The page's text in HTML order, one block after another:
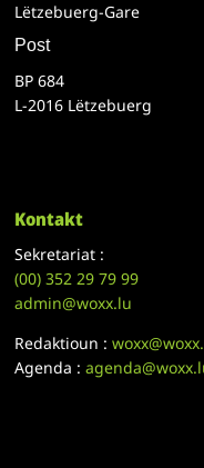
Lëtzebuerg-Gare
Post
BP 684
L-2016 Lëtzebuerg
Kontakt
Sekretariat :
(00)352 29 79 99
admin@woxx.lu
Redaktioun :
Agenda :